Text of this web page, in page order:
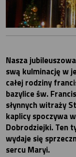
Nasza
swą kulminację w
całej rodziny
bazylice św.
słynnych witraży
kaplicy spoczywa
Dobrodziejki. Ten
wydaje się
sercu Maryi.